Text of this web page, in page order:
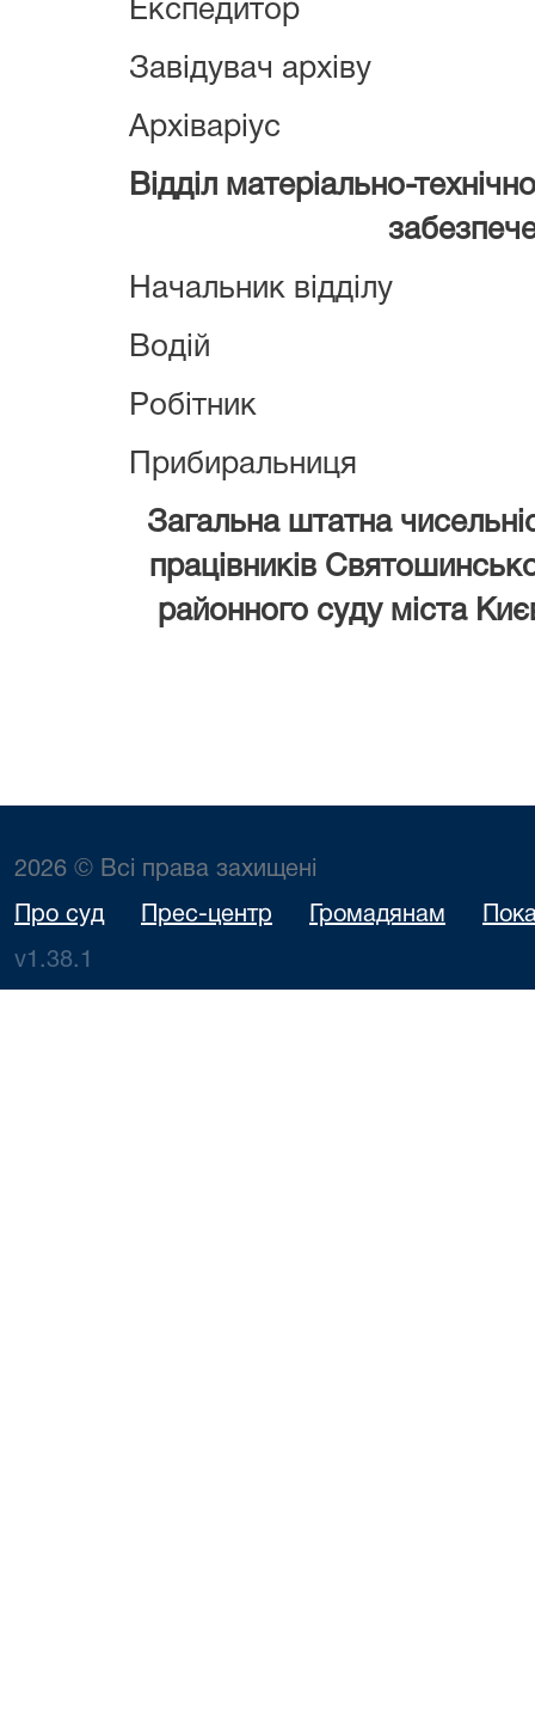
Експедитор
Завідувач архіву
Архіваріус
Відділ матеріально-
Начальник відділу
Водій
Робітник
Прибиральниця
Загальна штатна
працівників
районного суду міста
2026 © Всі права захищені
Про суд Прес-центр Громадянам
v1.38.1